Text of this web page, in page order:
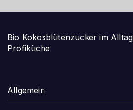
Bio Kokosblütenzucker im
Profiküche
Allgemein